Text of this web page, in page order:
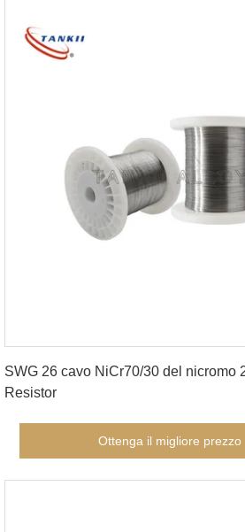
SWG 26 cavo NiCr70/30 del nicromo
Resistor
Ottenga il migliore prezzo